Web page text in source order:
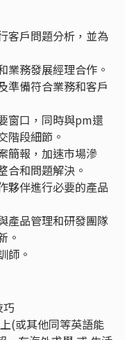
客戶問題分析，並為
業務發展經理合作。
準備符合業務和客戶
窗口，同時與pm還
階段細節。
簡報，加速市場滲
合和問題解決。
夥伴進行必要的產品
產品管理和研發團隊
。
師。
(或其他同等英語能